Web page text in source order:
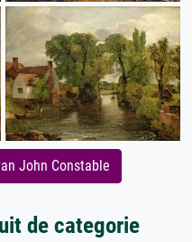
John Constable
de categorie